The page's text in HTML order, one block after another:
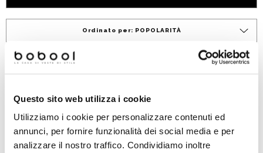
Questo sito web utilizza i cookie
Utilizziamo i cookie per personalizzare contenuti ed
annunci, per fornire funzionalità dei social media e per
analizzare il nostro traffico. Condividiamo inoltre
Ordinato per: POPOLARITÀ
Nuovo arrivo